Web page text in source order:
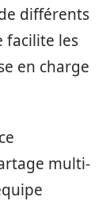
différents
facilite les
en charge
multi-